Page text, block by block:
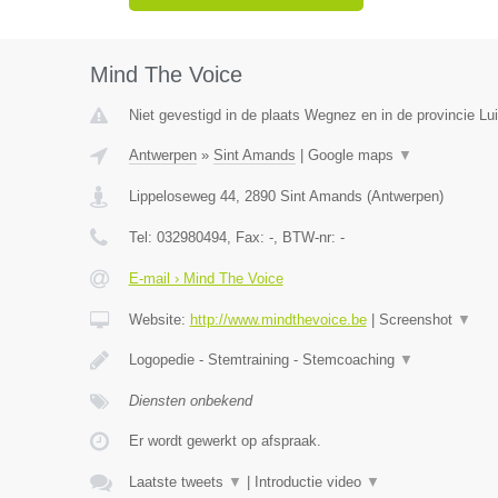
Mind The Voice
Niet gevestigd in de plaats Wegnez en in de provincie
Antwerpen» Sint Amands Google maps ▼
Lippeloseweg 44, 2890 Sint Amands (Antwerpen)
Tel: 032980494, Fax: -, BTW-nr: -
E-mail › Mind The Voice
Website: http://www.mindthevoice.be| Screenshot ▼
Logopedie - Stemtraining - Stemcoaching ▼
Diensten onbekend
Er wordt gewerkt op afspraak.
Laatste tweets ▼ Introductie video ▼